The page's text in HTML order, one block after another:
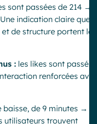
sont passées de 214 →
indication claire que
de structure portent
: les likes sont passés
renforcées
baisse, de 9 minutes → 7
utilisateurs trouvent